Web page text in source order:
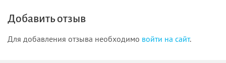
Добавить отзыв
Для добавления отзыва необходимо войти на сайт.